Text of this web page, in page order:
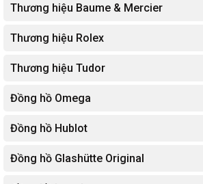
Thương hiệu Baume & Mercier
Thương hiệu Rolex
Thương hiệu Tudor
Đồng hồ Omega
Đồng hồ Hublot
Đồng hồ Glashütte Original